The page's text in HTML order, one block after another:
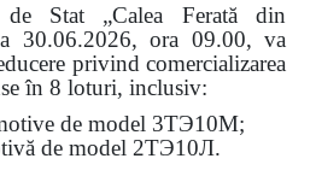
de Stat „Calea Ferată din
30.06.2026, ora 09.00, va
privind comercializarea
în 8 loturi, inclusiv:
de model 3ТЭ10М;
de model 2ТЭ10Л.